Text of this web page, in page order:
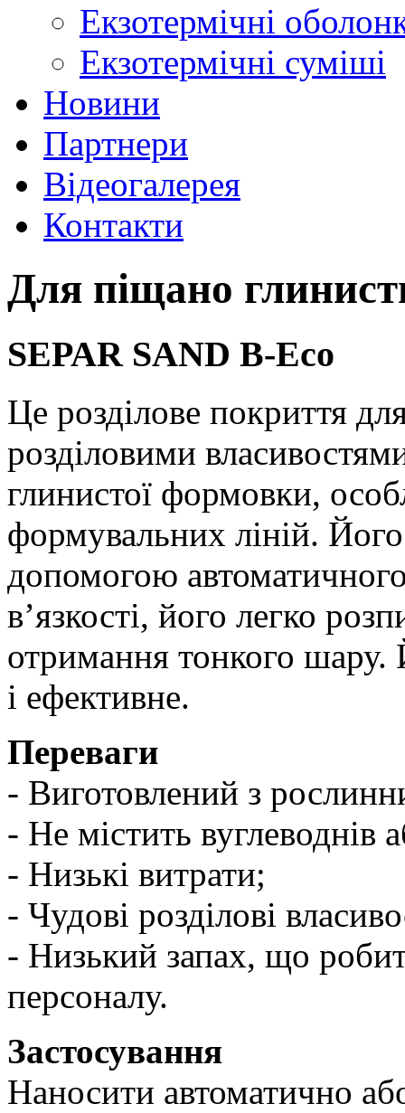
Екзотермічні
Екзотермічні суміші
Новини
Партнери
Відеогалерея
Контакти
Для піщано
SEPAR SAND B-Eco
Це розділове покриття
розділовими
глинистої формовки,
формувальних ліній.
допомогою
в’язкості, його легко
отримання тонкого шару.
і ефективне.
Переваги
- Виготовлений з
- Не містить вуглеводнів
- Низькі витрати;
- Чудові розділові
- Низький запах, що
персоналу.
Застосування
Наносити автоматично